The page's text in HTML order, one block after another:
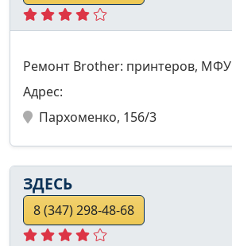
Ремонт Brother: принтеров, МФУ
Адрес:
Пархоменко, 156/3
ЗДЕСЬ
8 (347) 298-48-68